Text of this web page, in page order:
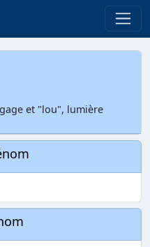
et "lou", lumière